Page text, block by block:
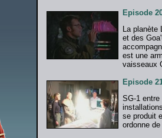
Episode
La planète
et des
est une
vaisseaux
Episode
SG-1
se produit
ordonne